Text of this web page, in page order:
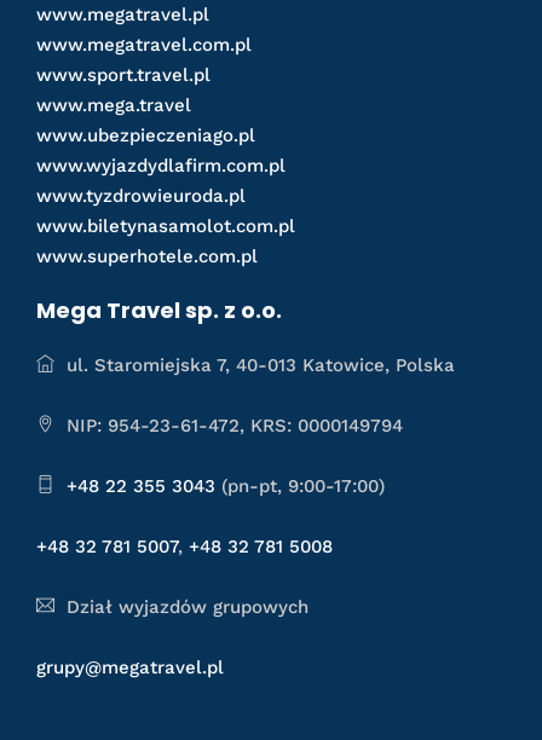
www.megatravel.pl
www.megatravel.com.pl
www.sport.travel.pl
www.mega.travel
www.ubezpieczeniago.pl
www.wyjazdydlafirm.com.pl
www.tyzdrowieuroda.pl
www.biletynasamolot.com.pl
www.superhotele.com.pl
Mega Travel sp. z o.o.
ul. Staromiejska 7, 40-013 Katowice, Polska
NIP: 954-23-61-472, KRS: 0000149794
+48 22 355 3043 (pn-pt, 9:00-17:00)
+48 32 781 5007, +48 32 781 5008
Dział wyjazdów grupowych
grupy@megatravel.pl